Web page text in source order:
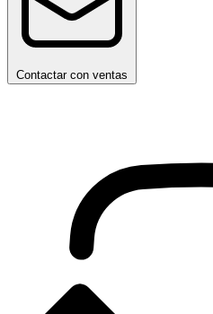
Contactar con ventas